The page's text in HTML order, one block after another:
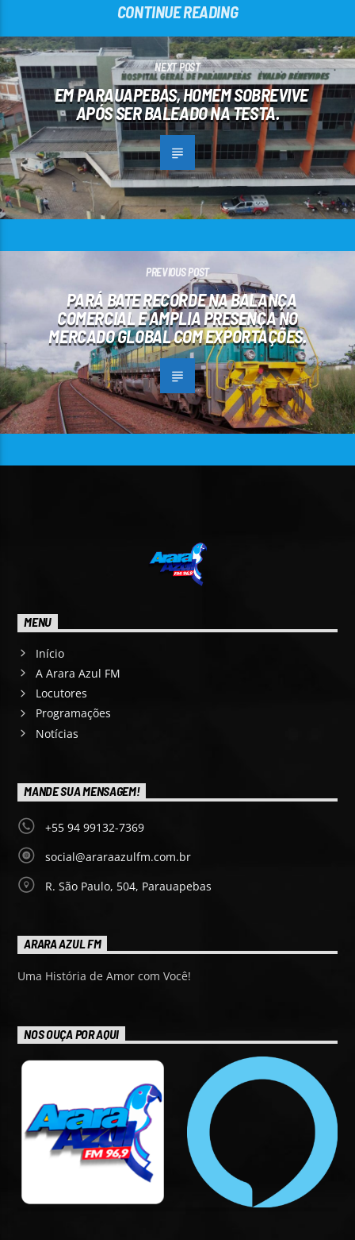
CONTINUE READING
NEXT POST
EM PARAUAPEBAS, HOMEM SOBREVIVE
APÓS SER BALEADO NA TESTA.
PREVIOUS POST
PARÁ BATE RECORDE NA BALANÇA
COMERCIAL E AMPLIA PRESENÇA NO
MERCADO GLOBAL COM EXPORTAÇÕES.
MENU
Início
A Arara Azul FM
Locutores
Programações
Notícias
MANDE SUA MENSAGEM!
+55 94 99132-7369
social@araraazulfm.com.br
R. São Paulo, 504, Parauapebas
ARARA AZUL FM
Uma História de Amor com Você!
NOS OUÇA POR AQUI